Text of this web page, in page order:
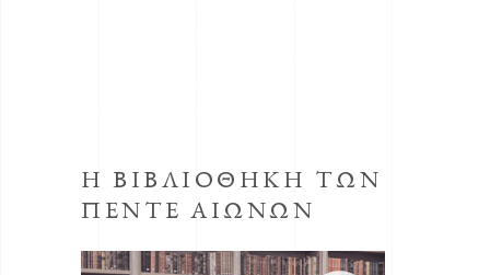
Η ΒΙΒΛΙΟΘΗΚΗ ΤΩΝ
ΠΕΝΤΕ ΑΙΩΝΩΝ